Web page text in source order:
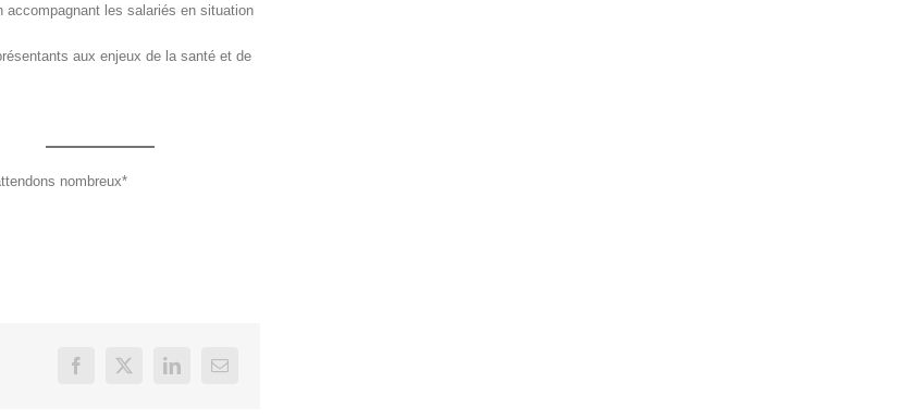
accompagnant les salariés en situation
aux enjeux de la santé et de
nombreux*
Facebook
X LinkedInEmail